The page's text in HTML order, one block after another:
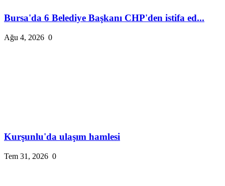
Bursa'da 6 Belediye Başkanı CHP'den istifa ed...
Ağu 4, 2026 0
Kurşunlu'da ulaşım hamlesi
Tem 31, 2026 0